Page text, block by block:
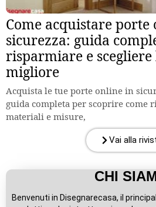
Come acquistare
sicurezza: guida
risparmiare e
migliore
Acquista le tue porte online in
guida completa per scoprire come
materiali e misure,
Vai alla
CHI
Benvenuti in Disegnarecasa, il